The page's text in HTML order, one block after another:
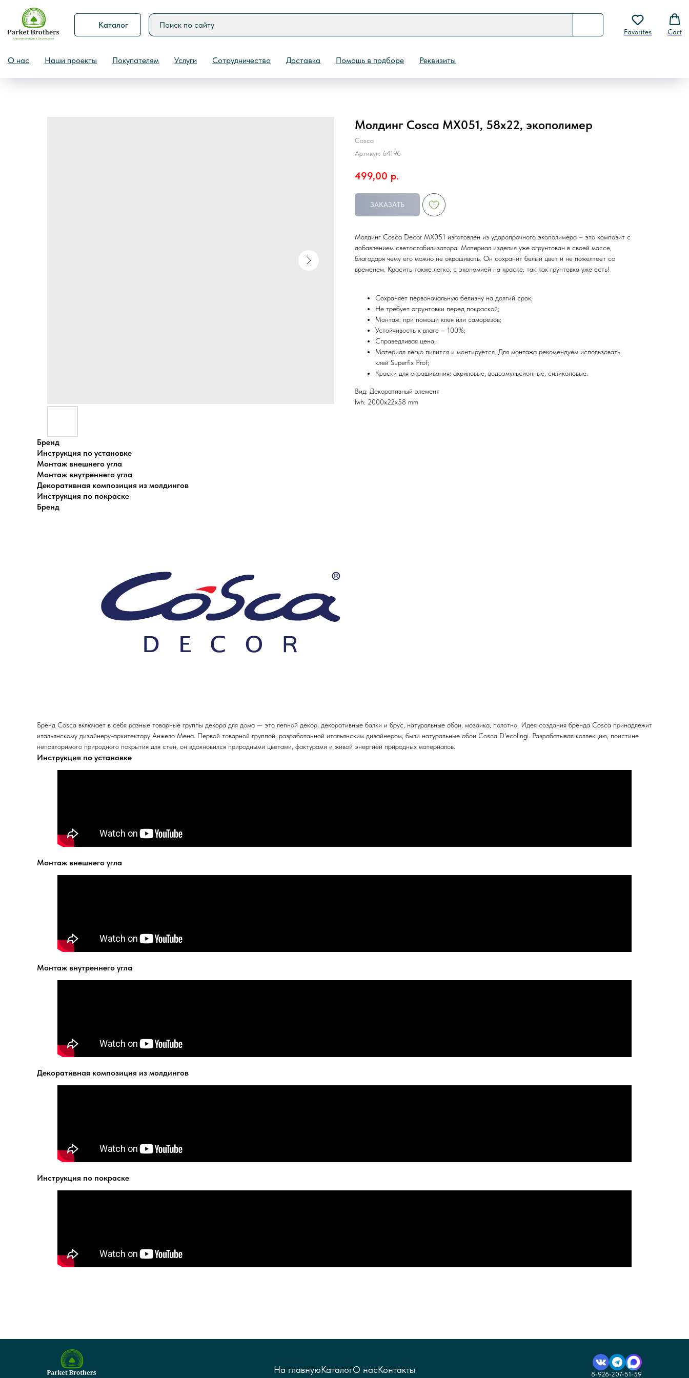
Каталог
Favorites Cart
О нас Наши проекты Покупателям Услуги Сотрудничество Доставка Помощь в подборе Реквизиты
НазадМолдинг Cosca MX051, 58х22, экополимер
Cosca
Артикул: 64196
499,00 р.
ЗАКАЗАТЬ
Молдинг Cosca Decor MX051 изготовлен из ударопрочного экополимера – это композит с
добавлением светостабилизатора. Материал изделия уже огрунтован в своей массе,
благодаря чему его можно не окрашивать. Он сохранит белый цвет и не пожелтеет со
временем. Красить также легко, с экономией на краске, так как грунтовка уже есть!
Сохраняет первоначальную белизну на долгий срок;
Не требует огрунтовки перед покраской;
Монтаж: при помощи клея или саморезов;
Устойчивость к влаге – 100%;
Справедливая цена;
Материал легко пилится и монтируется. Для монтажа рекомендуем использовать
клей Superfix Prof;
Краски для окрашивания: акриловые, водоэмульсионные, силиконовые.
Вид: Декоративный элемент
lwh: 2000x22x58 mm
Бренд
Инструкция по установке
Монтаж внешнего угла
Монтаж внутреннего угла
Декоративная композиция из молдингов
Инструкция по покраске
Бренд
Бренд Cosca включает в себя разные товарные группы декора для дома — это лепной декор, декоративные балки и брус, натуральные обои, мозаика, полотно. Идея создания бренда Cosca принадлежит
итальянскому дизайнеру-архитектору Анжело Мена. Первой товарной группой, разработанной итальянским дизайнером, были натуральные обои Cosca D'ecolingi. Разрабатывая коллекцию, поистине
неповторимого природного покрытия для стен, он вдохновился природными цветами, фактурами и живой энергией природных материалов.
Инструкция по установке
Монтаж внешнего угла
Монтаж внутреннего угла
Декоративная композиция из молдингов
Инструкция по покраске
На главнуюКаталогО насКонтакты
8-926-207-51-59